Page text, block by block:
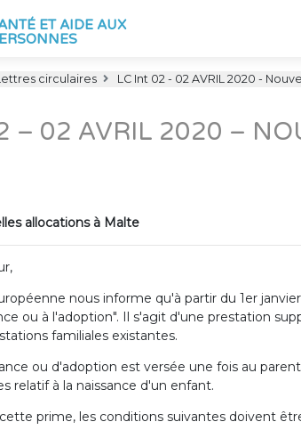
ET AIDE AUX
circulaires LC Int 02 - 02 AVRIL 2020 -
– 02 AVRIL 2020 –
allocations à Malte
nous informe qu'à partir du 1er
ou à l'adoption". Il s'agit d'une prestation
familiales existantes.
ou d'adoption est versée une fois au
relatif à la naissance d'un enfant.
prime, les conditions suivantes doivent